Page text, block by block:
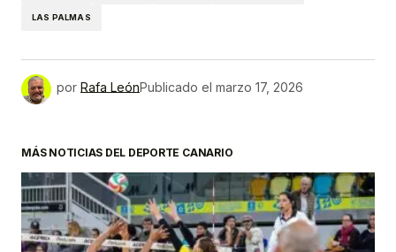
LAS PALMAS
por Rafa LeónPublicado el marzo 17, 2026
MÁS NOTICIAS DEL DEPORTE CANARIO